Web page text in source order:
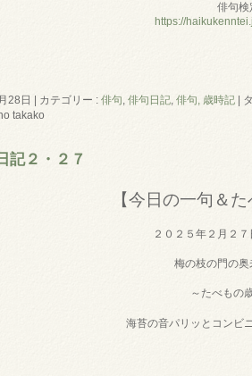
俳句検
https://
28日 カテゴリー : 俳句 俳句日記 俳句, 歳時記
takako
記２・２７
【今日の一句＆
２０２５年２月２
梅の枝の門の奥
～たべもの
海苔の音パリッとコンビ